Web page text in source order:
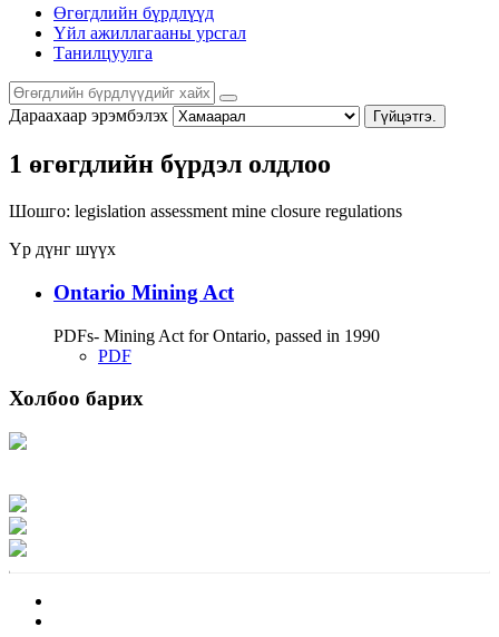
Өгөгдлийн бүрдлүүд
Үйл ажиллагааны урсгал
Танилцуулга
Дараахаар эрэмбэлэх Гүйцэтгэ.
1 өгөгдлийн бүрдэл олдлоо
Шошго: legislation assessment mine closure regulations
Үр дүнг шүүх
Ontario Mining Act
PDFs- Mining Act for Ontario, passed in 1990
PDF
Холбоо барих